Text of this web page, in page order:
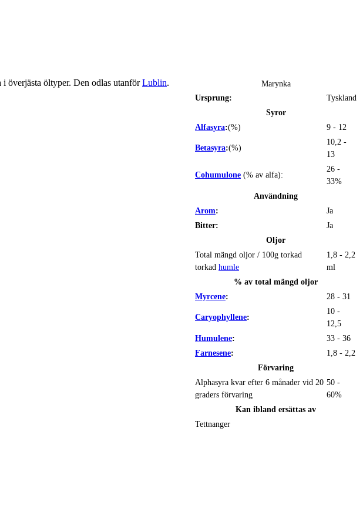
Marynka
Ursprung:
Tyskland
Syror
Alfasyra:(%) 9 - 12
Betasyra:(%)
10,2 -
13
Cohumulone (% av alfa):
26 -
33%
Användning
Arom:
Ja
Bitter:
Ja
Oljor
Total mängd oljor / 100g torkad
torkad humle
1,8 - 2,2
ml
% av total mängd oljor
Myrcene: 28 - 31
Caryophyllene:
10 -
12,5
Humulene:
33 - 36
Farnesene:
1,8 - 2,2
Förvaring
Alphasyra kvar efter 6 månader vid 20
graders förvaring
50 -
60%
Kan ibland ersättas av
Tettnanger
överjästa öltyper. Den odlas utanförLublin.